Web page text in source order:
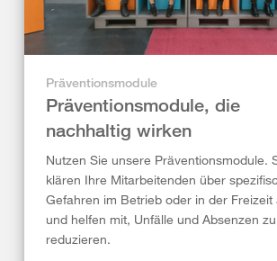
Präventionsmodule
Präventionsmodule, die
nachhaltig wirken
Nutzen Sie unsere Präventionsmodule.
klären Ihre Mitarbeitenden über
Gefahren im Betrieb oder in der Freizeit
und helfen mit, Unfälle und Absenzen zu
reduzieren.